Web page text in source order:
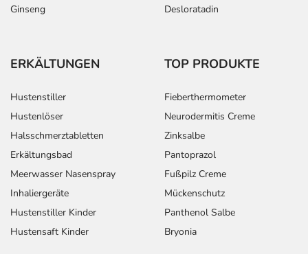
Ginseng
Desloratadin
ERKÄLTUNGEN
Hustenstiller
Hustenlöser
Halsschmerztabletten
Erkältungsbad
Meerwasser Nasenspray
Inhaliergeräte
Hustenstiller Kinder
Hustensaft Kinder
TOP PRODUKTE
Fieberthermometer
Neurodermitis Creme
Zinksalbe
Pantoprazol
Fußpilz Creme
Mückenschutz
Panthenol Salbe
Bryonia